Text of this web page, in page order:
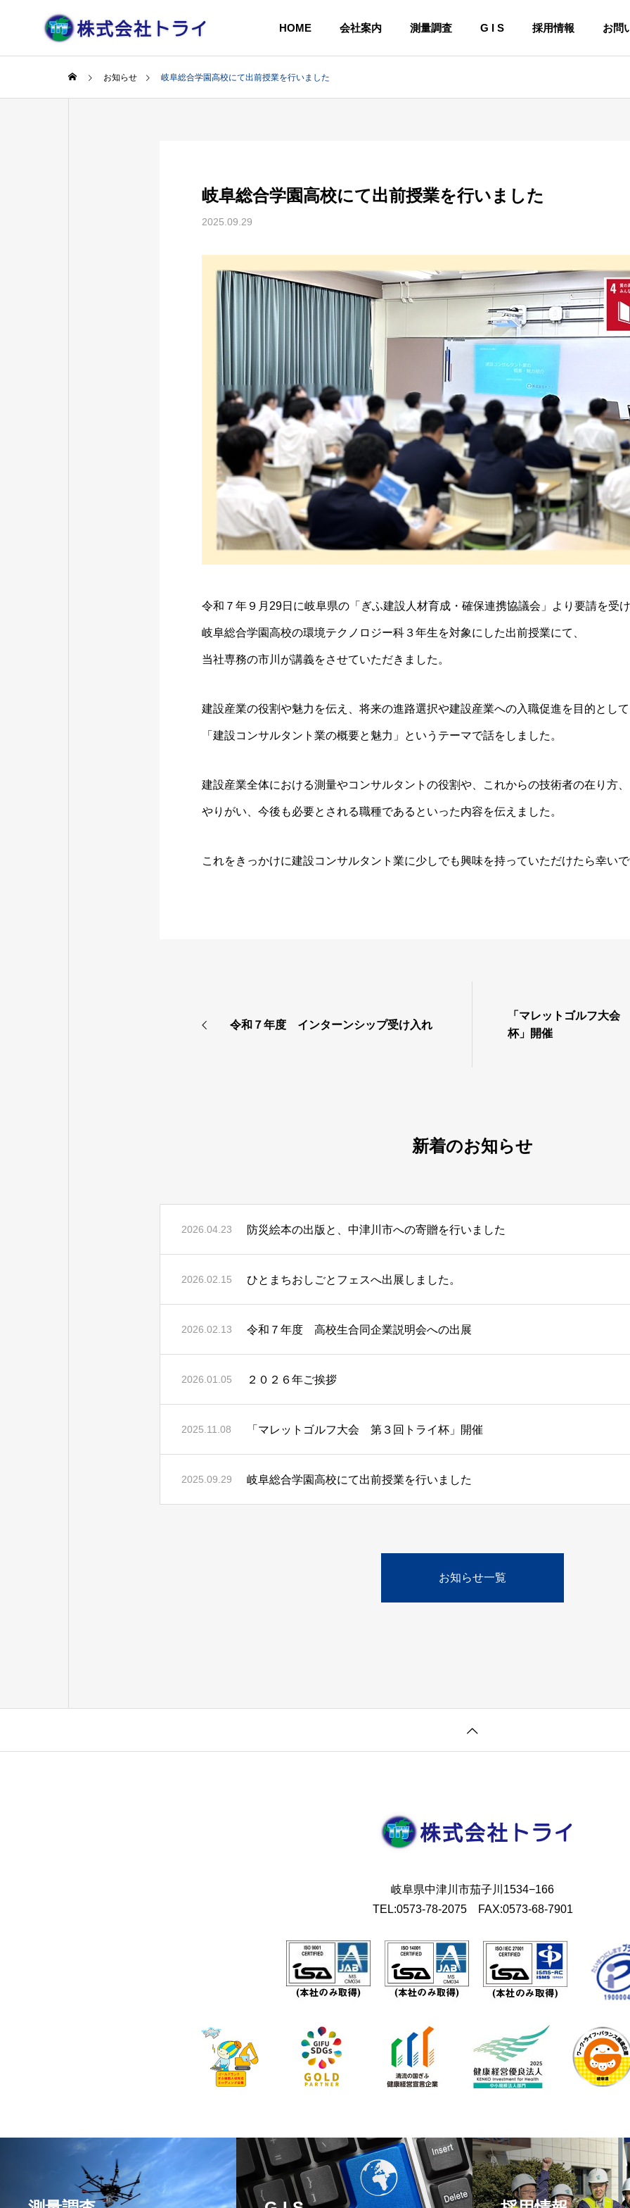
HOME 会社案内 測量調査 G I S 採用情報 お問
お知らせ 岐阜総合学園高校にて出前授業を行いました
岐阜総合学園高校にて出前授業を行いました
2025.09.29
令和７年９月29日に岐阜県の「ぎふ建設人材育成・確保連携協議会」より要請を受け
岐阜総合学園高校の環境テクノロジー科３年生を対象にした出前授業にて、
当社専務の市川が講義をさせていただきました。
建設産業の役割や魅力を伝え、将来の進路選択や建設産業への入職促進を目的として
「建設コンサルタント業の概要と魅力」というテーマで話をしました。
建設産業全体における測量やコンサルタントの役割や、これからの技術者の在り方、
やりがい、今後も必要とされる職種であるといった内容を伝えました。
これをきっかけに建設コンサルタント業に少しでも興味を持っていただけたら幸い
令和７年度 インターンシップ受け入れ
「マレットゴルフ大
杯」開催
新着のお知らせ
2026.04.23 防災絵本の出版と、中津川市への寄贈を行いました
2026.02.15 ひとまちおしごとフェスへ出展しました。
2026.02.13 令和７年度 高校生合同企業説明会への出展
2026.01.05 ２０２６年ご挨拶
2025.11.08 「マレットゴルフ大会 第３回トライ杯」開催
2025.09.29 岐阜総合学園高校にて出前授業を行いました
お知らせ一覧
岐阜県中津川市茄子川1534−166
TEL:0573-78-2075 FAX:0573-68-7901